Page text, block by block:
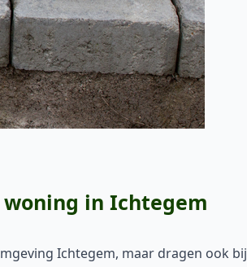
in Ichtegem
Ichtegem, maar dragen ook bij